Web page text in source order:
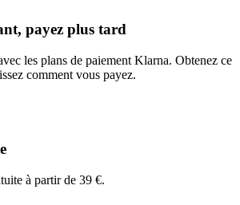
payez plus tard
les plans de paiement Klarna. Obtenez ce
comment vous payez.
à partir de 39 €.